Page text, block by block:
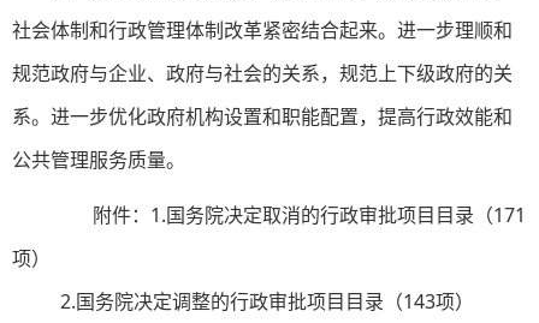
社会体制和行政管理体制改革紧密结合起来。进一步理顺和
规范政府与企业、政府与社会的关系，规范上下级政府的关
系。进一步优化政府机构设置和职能配置，提高行政效能和
公共管理服务质量。
附件：1.国务院决定取消的行政审批项目目录（171
项）
2.国务院决定调整的行政审批项目目录（143项）